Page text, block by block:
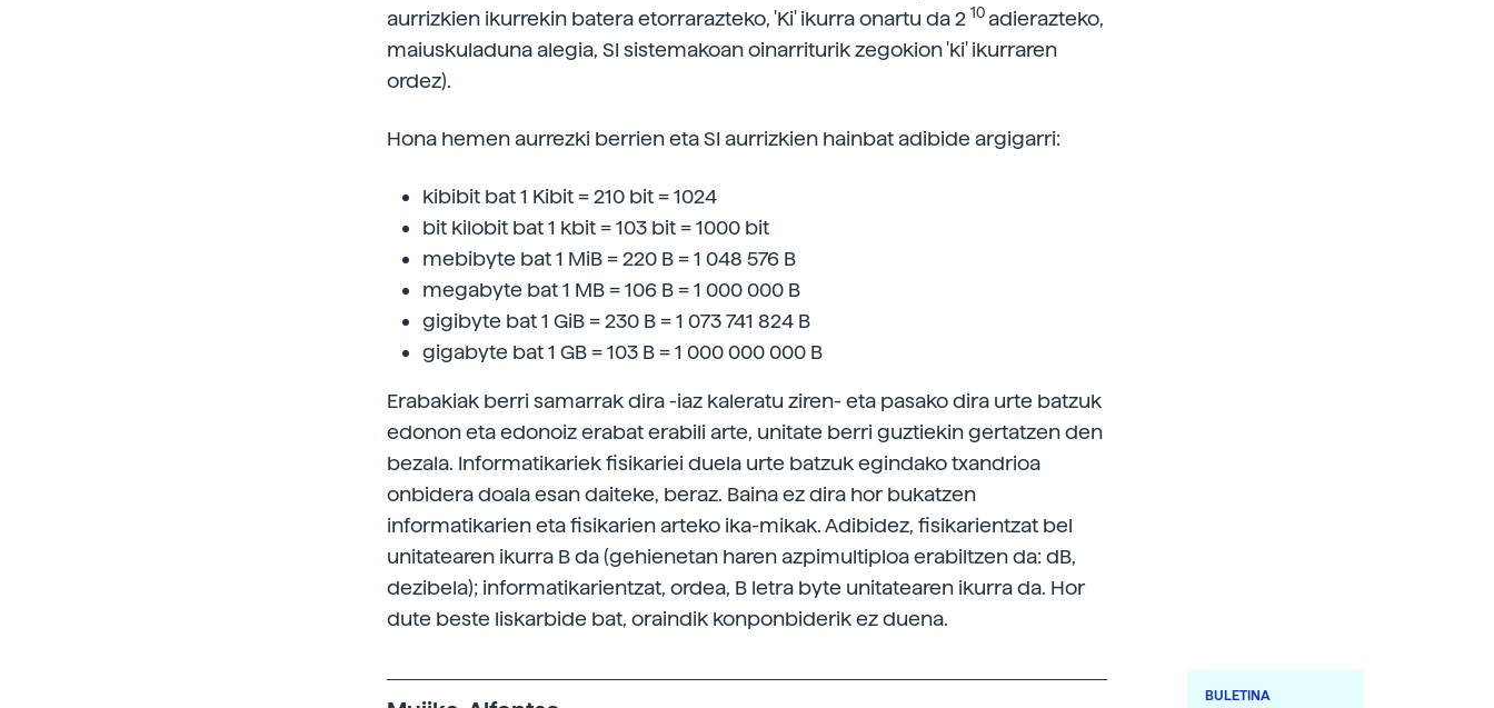
aurrizkien ikurrekin batera etorrarazteko, 'Ki' ikurra onartu da 2 10 adierazteko,
maiuskuladuna alegia, SI sistemakoan oinarriturik zegokion 'ki' ikurraren
ordez).
Hona hemen aurrezki berrien eta SI aurrizkien hainbat adibide argigarri:
kibibit bat 1 Kibit = 210 bit = 1024
bit kilobit bat 1 kbit = 103 bit = 1000 bit
mebibyte bat 1 MiB = 220 B = 1 048 576 B
megabyte bat 1 MB = 106 B = 1 000 000 B
gigibyte bat 1 GiB = 230 B = 1 073 741 824 B
gigabyte bat 1 GB = 103 B = 1 000 000 000 B
Erabakiak berri samarrak dira -iaz kaleratu ziren- eta pasako dira urte batzuk
edonon eta edonoiz erabat erabili arte, unitate berri guztiekin gertatzen den
bezala. Informatikariek fisikariei duela urte batzuk egindako txandrioa
onbidera doala esan daiteke, beraz. Baina ez dira hor bukatzen
informatikarien eta fisikarien arteko ika-mikak. Adibidez, fisikarientzat bel
unitatearen ikurra B da (gehienetan haren azpimultiploa erabiltzen da: dB,
dezibela); informatikarientzat, ordea, B letra byte unitatearen ikurra da. Hor
dute beste liskarbide bat, oraindik konponbiderik ez duena.
BULETINA